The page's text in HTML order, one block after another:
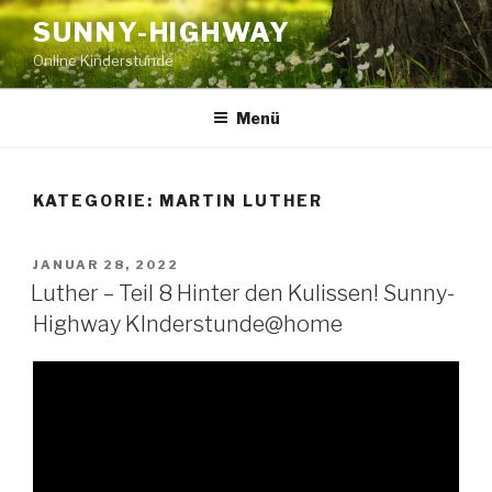
Zum
Inhalt
springen
SUNNY-HIGHWAY
Online Kinderstunde
Menü
KATEGORIE: MARTIN LUTHER
VERÖFFENTLICHT
AM
JANUAR 28, 2022
Luther – Teil 8 Hinter den Kulissen! Sunny-
Highway KInderstunde@home